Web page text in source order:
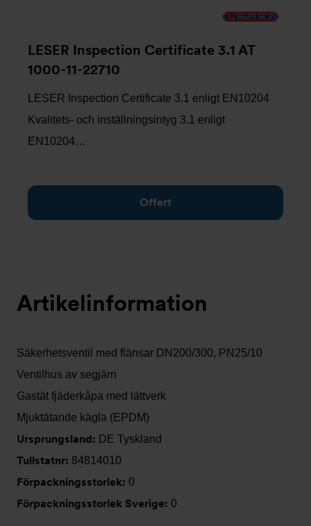
LESER Inspection Certificate 3.1 AT
1000-11-22710
LESER Inspection Certificate 3.1 enligt EN10204
Kvalitets- och inställningsintyg 3.1 enligt
EN10204…
Offert
Artikelinformation
Säkerhetsventil med flänsar DN200/300, PN25/10
Ventilhus av segjärn
Gastät fjäderkåpa med lättverk
Mjuktätande kägla (EPDM)
Ursprungsland: DE Tyskland
Tullstatnr: 84814010
Förpackningsstorlek: 0
Förpackningsstorlek Sverige: 0